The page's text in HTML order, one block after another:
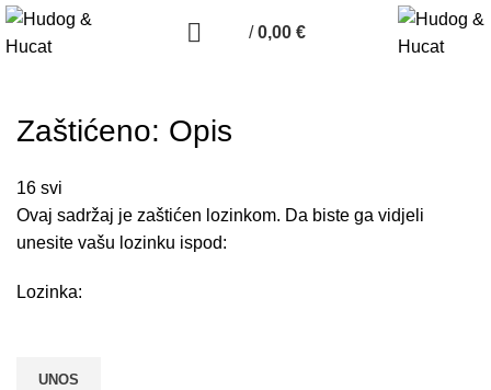
/ 0,00 €
Zaštićeno: Opis
16 svi
Ovaj sadržaj je zaštićen lozinkom. Da biste ga vidjeli
unesite vašu lozinku ispod:
Lozinka: